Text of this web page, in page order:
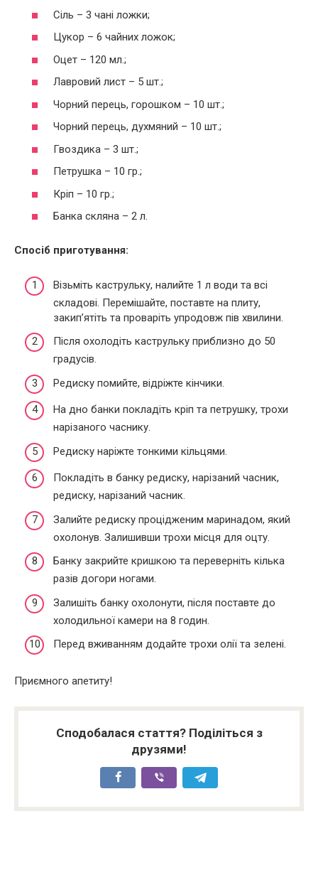
Сіль – 3 чані ложки;
Цукор – 6 чайних ложок;
Оцет – 120 мл.;
Лавровий лист – 5 шт.;
Чорний перець, горошком – 10 шт.;
Чорний перець, духмяний – 10 шт.;
Гвоздика – 3 шт.;
Петрушка – 10 гр.;
Кріп – 10 гр.;
Банка скляна – 2 л.
Спосіб приготування:
Візьміть каструльку, налийте 1 л води та всі
складові. Перемішайте, поставте на плиту,
закип’ятіть та проваріть упродовж пів хвилини.
Після охолодіть каструльку приблизно до 50
градусів.
Редиску помийте, відріжте кінчики.
На дно банки покладіть кріп та петрушку, трохи
нарізаного часнику.
Редиску наріжте тонкими кільцями.
Покладіть в банку редиску, нарізаний часник,
редиску, нарізаний часник.
Залийте редиску процідженим маринадом, який
охолонув. Залишивши трохи місця для оцту.
Банку закрийте кришкою та переверніть кілька
разів догори ногами.
Залишіть банку охолонути, після поставте до
холодильної камери на 8 годин.
Перед вживанням додайте трохи олії та зелені.
Приємного апетиту!
Сподобалася стаття? Поділіться з
друзями!